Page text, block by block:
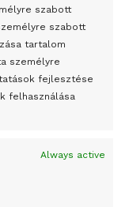
szabott
szabott
tartalom
személyre
fejlesztése
felhasználása
Always active
erők hétfőn
tengeri úton
Mint írta, ez a
állhatnak a
Sequea, a
Bahmutnál
elégették.
örökségét
Meridian